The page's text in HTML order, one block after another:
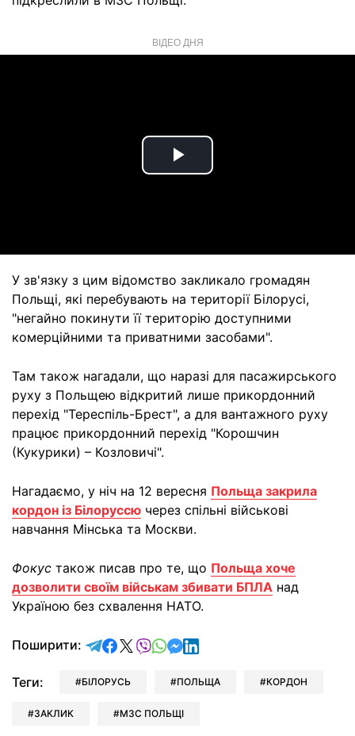
ВІДЕО ДНЯ
Play
У зв'язку з цим відомство закликало громадян
Польщі, які перебувають на території Білорусі,
"негайно покинути її територію доступними
комерційними та приватними засобами".
Там також нагадали, що наразі для пасажирського
руху з Польщею відкритий лише прикордонний
перехід "Тереспіль-Брест", а для вантажного руху
працює прикордонний перехід "Корошчин
(Кукурики) – Козловичі".
Нагадаємо, у ніч на 12 вересня Польща закрила
кордон із Білоруссю через спільні військові
навчання Мінська та Москви.
Фокус також писав про те, що Польща хоче
дозволити своїм військам збивати БПЛА над
Україною без схвалення НАТО.
Поширити: відправити у Telegram
поділитись у Facebook
поділитись у X
відправити у Viber
відправити у Whatsapp
відправити у Messenger
відправити у LinkedIn
Теги: БІЛОРУСЬ ПОЛЬЩА КОРДОН
ЗАКЛИК МЗС ПОЛЬЩІ